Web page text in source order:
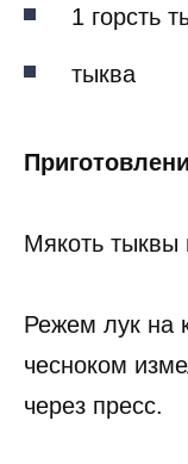
1 горсть
тыква
Мякоть тыквы
Режем лук на
чесноком
через пресс.